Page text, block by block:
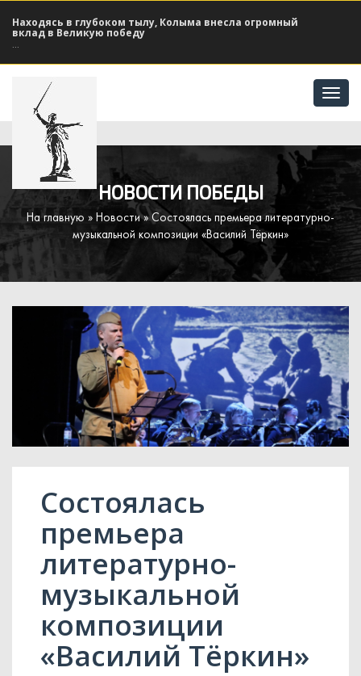
Находясь в глубоком тылу, Колыма внесла огромный
вклад в Великую победу
...
НОВОСТИ ПОБЕДЫ
На главную » Новости» Состоялась премьера литературно-
музыкальной композиции «Василий Тёркин»
Состоялась
премьера
литературно-
музыкальной
композиции
«Василий Тёркин»